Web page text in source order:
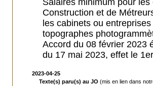
Salaires minimum pour
Construction et de
les cabinets ou
topographes
Accord du 08 février 2023
du 17 mai 2023, effet le
2023-04-25
Texte(s) paru(s) au JO (mis en lien dans